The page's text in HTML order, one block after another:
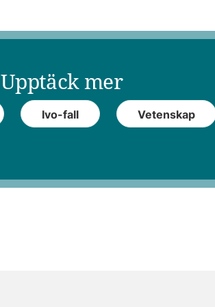
Upptäck mer
Ivo-fall Vetenskap